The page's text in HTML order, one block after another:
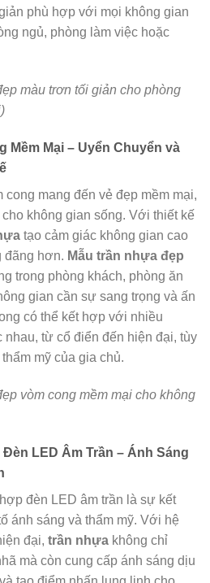
phù hợp với mọi không gian
ngủ, phòng làm việc hoặc
màu trơn tối giản cho phòng
Mềm Mại – Uyển Chuyển và
cong mang đến vẻ đẹp mềm mại,
không gian sống. Với thiết kế
tạo cảm giác không gian cao
đãng hơn. Mẫu trần nhựa đẹp
trong phòng khách, phòng ăn
gian cần sự sang trọng và ấn
có thể kết hợp với nhiều
nhau, từ cổ điển đến hiện đại, tùy
mỹ của gia chủ.
vòm cong mềm mại cho không
LED Âm Trần – Ánh Sáng
đèn LED âm trần là sự kết
ánh sáng và thẩm mỹ. Với hệ
đại, trần nhựa không chỉ
mà còn cung cấp ánh sáng dịu